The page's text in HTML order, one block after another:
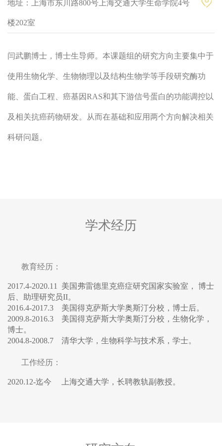
地址：上海市东川路800号上海交通大学生命学院4号
楼202室
闫武鹏博士，博士生导师。本课题组的研究方向主要集中于
使用生物化学、生物物理以及结构生物学等手段研究酶功
能、蛋白工程、癌基因RAS和其下游信号蛋白的功能调控以
及相关抗癌药物研发。从而在基础和应用两个方向解决相关
科研问题。
学术经历
教育经历：
2017.4-2020.11 美国弗雷德里克癌症研究国家实验室， 博士
后、助理研究员II。
2016.4-2017.3 美国得克萨斯大学奥斯汀分校，博士后。
2009.8-2016.3 美国得克萨斯大学奥斯汀分校，生物化学，
博士。
2004.8-2008.7 清华大学，生物科学与技术系，学士。
工作经历：
2020.12-迄今 上海交通大学，长聘教轨副教授。